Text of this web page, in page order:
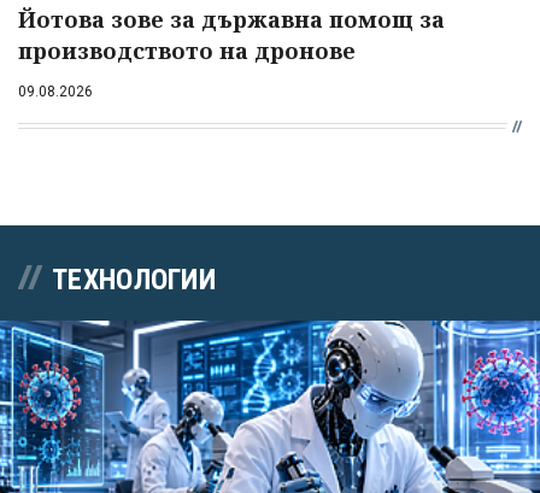
Йотова зове за държавна помощ за
производството на дронове
09.08.2026
ТЕХНОЛОГИИ